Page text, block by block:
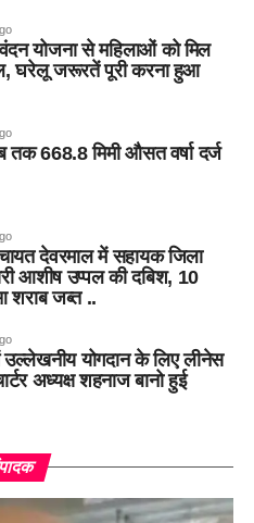
योजना से महिलाओं को मिल
घरेलू जरूरतें पूरी करना हुआ
668.8 मिमी औसत वर्षा दर्ज
देवरमाल में सहायक जिला
आशीष उप्पल की दबिश, 10
शराब जब्त ..
उल्लेखनीय योगदान के लिए लीनेस
अध्यक्ष शहनाज बानो हुई